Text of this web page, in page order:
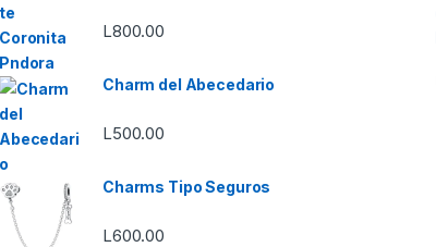
L800.00
Charm del Abecedario
L500.00
Charms Tipo Seguros
L600.00